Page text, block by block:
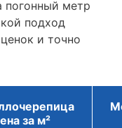
погонный метр
подход
и точно
за м²